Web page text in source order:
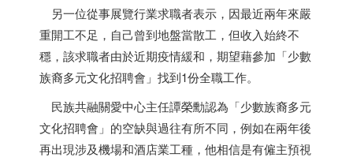
另一位從事展覽行業求職者表示，因最近兩年來嚴
重開工不足，自己曾到地盤當散工，但收入始終不
穩，該求職者由於近期疫情緩和，期望藉參加「少數
族裔多元文化招聘會」找到1份全職工作。
民族共融關愛中心主任譚榮勳認為「少數族裔多元
文化招聘會」的空缺與過往有所不同，例如在兩年後
再出現涉及機場和酒店業工種，他相信是有僱主預視